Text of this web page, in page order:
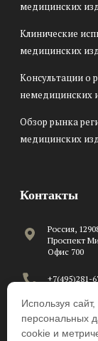
медицинских
Клинические
медицинских
Консультации о
немедицинских
Обзор рынка
медицинских
Контакты
Россия,
Проспект
Офис 700
+7(495)281-
C 8:00 до
дням
Используя
персональных
cookie и